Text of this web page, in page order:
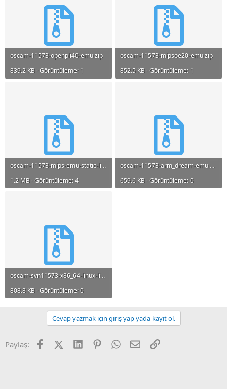
oscam-11573-openpli40-emu.zip
839.2 KB · Görüntüleme: 1
oscam-11573-mipsoe20-emu.zip
852.5 KB · Görüntüleme: 1
oscam-11573-mips-emu-static-lib.zip
1.2 MB · Görüntüleme: 4
oscam-11573-arm_dream-emu.zip
659.6 KB · Görüntüleme: 0
oscam-svn11573-x86_64-linux-libusb-emu-798.zip
808.8 KB · Görüntüleme: 0
Cevap yazmak için giriş yap yada kayıt ol.
Paylaş: FacebookX (Twitter)
LinkedInPinterestWhatsApp
E-postaLink